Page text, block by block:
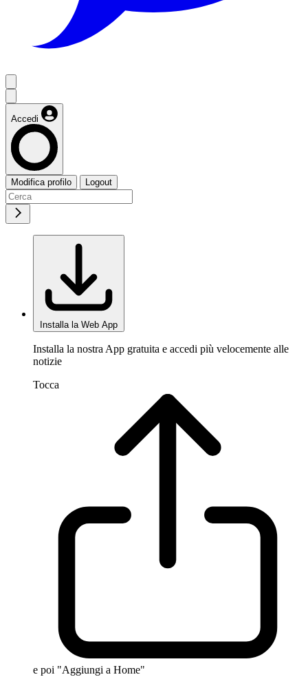
Accedi
Modifica profilo Logout
Installa la Web App
Installa la nostra App gratuita e accedi più velocemente alle
notizie
Tocca
e poi "Aggiungi a Home"